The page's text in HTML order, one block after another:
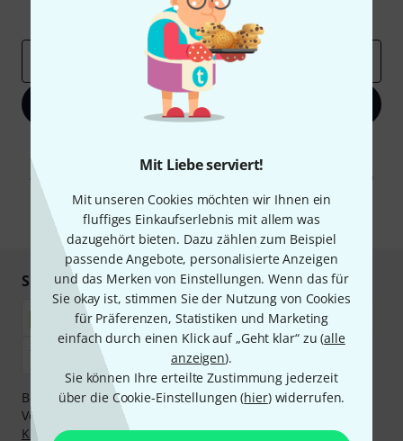
Mit Liebe serviert!
Mit unseren Cookies möchten wir Ihnen ein
fluffiges Einkaufserlebnis mit allem was
dazugehört bieten. Dazu zählen zum Beispiel
passende Angebote, personalisierte Anzeigen
und das Merken von Einstellungen. Wenn das für
Sie okay ist, stimmen Sie der Nutzung von Cookies
für Präferenzen, Statistiken und Marketing
einfach durch einen Klick auf „Geht klar“ zu (alle
anzeigen).
Sie können Ihre erteilte Zustimmung jederzeit
über die Cookie-Einstellungen (hier) widerrufen.
Inspirierende Beiträge
Deals
Jetzt anmelden
Werbung und einer Messung des E-Mail-Nutzungsverhaltens zu. Die
Abmeldung ist jederzeit möglich. Weitere Informationen finden Sie in
* Pflichtfeld
Sicher einkaufen & bezahlen
Bezahlen Sie vertraulich und sicher per Nachnahme,
Vorkasse, PayPal, Amazon Pay,
Klarna Ratenzahlungoder Kreditkarte.